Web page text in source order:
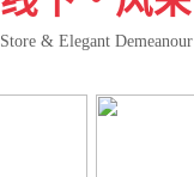
Store & Elegant Demeanour